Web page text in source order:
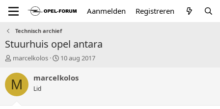
Aanmelden Registreren
Technisch archief
Stuurhuis opel antara
T
p
i
marcelkolos
S
a
10 aug 2017
M marcelkolos
Lid